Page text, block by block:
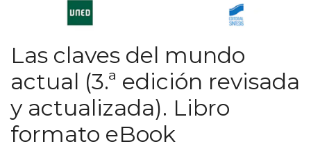
Las claves del mundo
actual (3.ª edición revisada
y actualizada). Libro
formato eBook